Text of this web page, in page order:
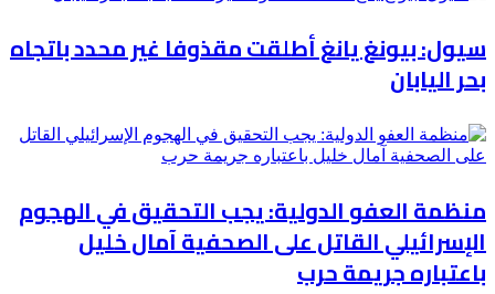
سيول: بيونغ يانغ أطلقت مقذوفا غير محدد باتجاه
بحر اليابان
منظمة العفو الدولية: يجب التحقيق في الهجوم
الإسرائيلي القاتل على الصحفية آمال خليل
باعتباره جريمة حرب